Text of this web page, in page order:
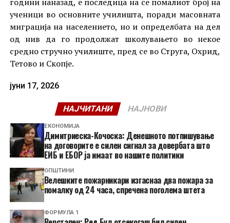
ученици во основните училишта, поради масовната
миграција на населението, но и определбата на дел
од нив да го продолжат школувањето во некое
средно стручно училиште, пред се во Струга, Охрид,
Тетово и Скопје.
јуни 17, 2026
НАЈЧИТАНИ НАЈНОВИ
ЕКОНОМИЈА
Димитриеска-Кочоска: Денешното потпишување
на договорите е силен сигнал за довербата што
ЕИБ и ЕБОР ја имаат во нашите политики
ОПШТИНИ
Велешките пожарникари изгаснаа два пожара за
помалку од 24 часа, спречена поголема штета
ФОРМУЛА 1